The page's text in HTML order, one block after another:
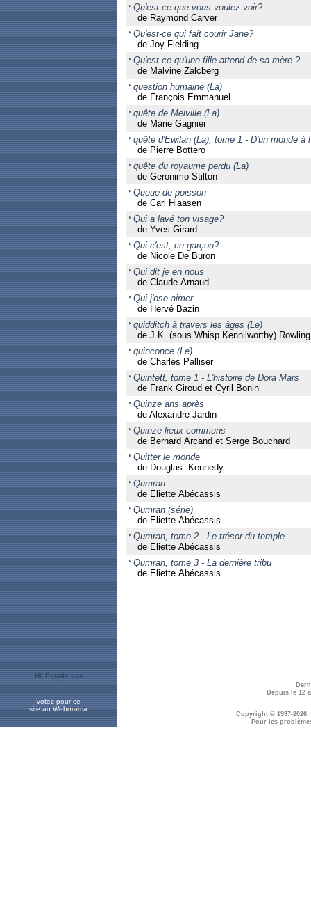
Qu'est-ce que vous voulez voir?
de Raymond Carver
Qu'est-ce qui fait courir Jane?
de Joy Fielding
Qu'est-ce qu'une fille attend de sa mère ?
de Malvine Zalcberg
question humaine (La)
de François Emmanuel
quête de Melville (La)
de Marie Gagnier
quête d'Ewilan (La), tome 1 - D'un monde à
de Pierre Bottero
quête du royaume perdu (La)
de Geronimo Stilton
Queue de poisson
de Carl Hiaasen
Qui a lavé ton visage?
de Yves Girard
Qui c'est, ce garçon?
de Nicole De Buron
Qui dit je en nous
de Claude Arnaud
Qui j'ose aimer
de Hervé Bazin
quidditch à travers les âges (Le)
de J.K. (sous Whisp Kennilworthy) Rowling
quinconce (Le)
de Charles Palliser
Quintett, tome 1 - L'histoire de Dora Mars
de Frank Giroud et Cyril Bonin
Quinze ans après
de Alexandre Jardin
Quinze lieux communs
de Bernard Arcand et Serge Bouchard
Quitter le monde
de Douglas Kennedy
Qumran
de Eliette Abécassis
Qumran (série)
de Eliette Abécassis
Qumran, tome 2 - Le trésor du temple
de Eliette Abécassis
Qumran, tome 3 - La dernière tribu
de Eliette Abécassis
Votez pour ce
site au Weborama
Depuis le 12
Copyright © 1997-2026.
Pour les